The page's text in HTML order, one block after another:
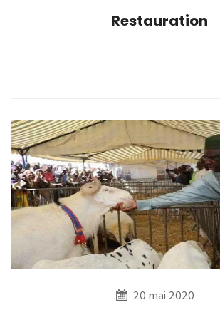
Restauration
20 mai 2020